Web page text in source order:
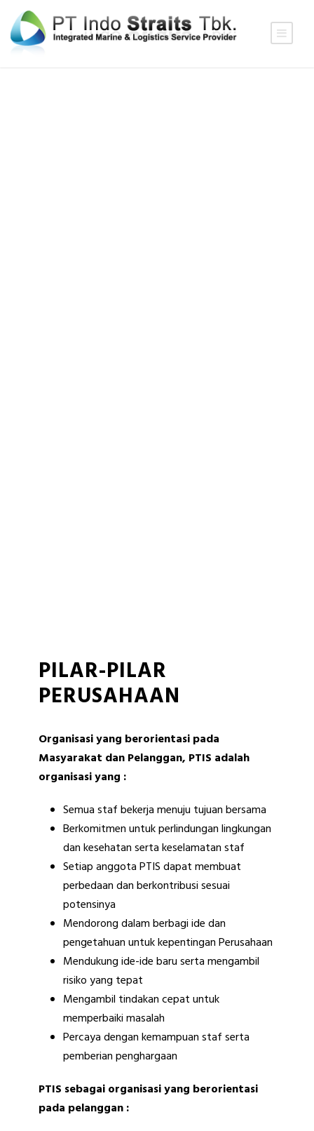
PILAR-PILAR
PERUSAHAAN
Organisasi yang berorientasi pada
Masyarakat dan Pelanggan, PTIS adalah
organisasi yang :
Semua staf bekerja menuju tujuan bersama
Berkomitmen untuk perlindungan lingkungan
dan kesehatan serta keselamatan staf
Setiap anggota PTIS dapat membuat
perbedaan dan berkontribusi sesuai
potensinya
Mendorong dalam berbagi ide dan
pengetahuan untuk kepentingan Perusahaan
Mendukung ide-ide baru serta mengambil
risiko yang tepat
Mengambil tindakan cepat untuk
memperbaiki masalah
Percaya dengan kemampuan staf serta
pemberian penghargaan
PTIS sebagai organisasi yang berorientasi
pada pelanggan :